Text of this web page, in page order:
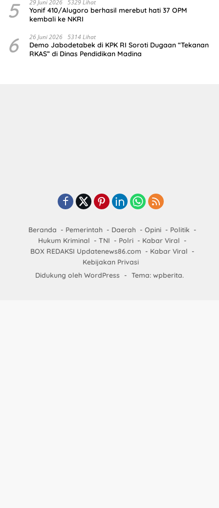
5 29 Juni 2026 5329 Lihat
Yonif 410/Alugoro berhasil merebut hati 37 OPM
kembali ke NKRI
6 26 Juni 2026 5314 Lihat
Demo Jabodetabek di KPK RI Soroti Dugaan “Tekanan
RKAS” di Dinas Pendidikan Madina
Beranda Pemerintah Daerah Opini
Politik
Hukum Kriminal
TNI Polri
Kabar Viral
BOX REDAKSI Updatenews86.com
Kabar Viral
Kebijakan Privasi
Didukung oleh WordPress
- Tema: wpberita.